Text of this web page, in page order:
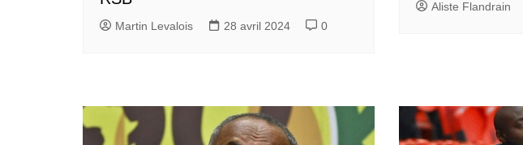
Martin Levalois 28 avril 2024 0
Aliste Flandrain